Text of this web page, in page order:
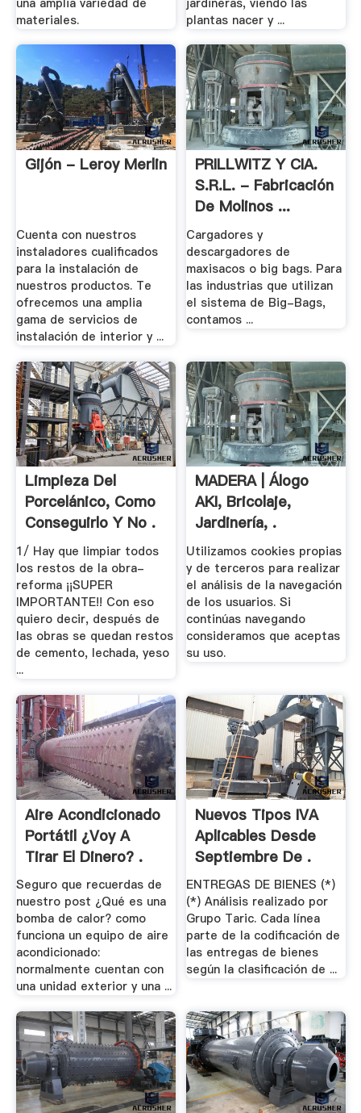
materiales.
plantas nacer y ...
Gijón - Leroy Merlin
Cuenta con nuestros
instaladores cualificados
para la instalación de
nuestros productos. Te
ofrecemos una amplia
gama de servicios de
instalación de interior y ...
PRILLWITZ Y CIA.
S.R.L. - Fabricación
De Molinos ...
Cargadores y
descargadores de
maxisacos o big bags. Para
las industrias que utilizan
el sistema de Big-Bags,
contamos ...
Limpieza Del
Porcelánico, Como
Conseguirlo Y No .
1/ Hay que limpiar todos
los restos de la obra-
reforma ¡¡SUPER
IMPORTANTE!! Con eso
quiero decir, después de
las obras se quedan restos
de cemento, lechada, yeso
...
MADERA | Álogo
AKI, Bricolaje,
Jardinería, .
Utilizamos cookies propias
y de terceros para realizar
el análisis de la navegación
de los usuarios. Si
continúas navegando
consideramos que aceptas
su uso.
Aire Acondicionado
Portátil ¿Voy A
Tirar El Dinero? .
Seguro que recuerdas de
nuestro post ¿Qué es una
bomba de calor? como
funciona un equipo de aire
acondicionado:
normalmente cuentan con
una unidad exterior y una ...
Nuevos Tipos IVA
Aplicables Desde
Septiembre De .
ENTREGAS DE BIENES (*)
(*) Análisis realizado por
Grupo Taric. Cada línea
parte de la codificación de
las entregas de bienes
según la clasificación de ...